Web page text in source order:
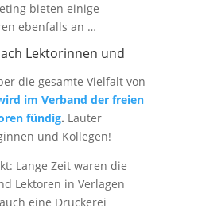
bieten einige
ebenfalls an …
Lektorinnen und
die gesamte Vielfalt von
im Verband der freien
fündig. Lauter
und Kollegen!
Lange Zeit waren die
Lektoren in Verlagen
eine Druckerei